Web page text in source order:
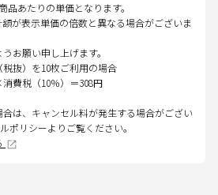
あたりの単価となります。
が表示単価の倍数と異なる場合がございま
お願い申し上げます。
抜）を10枚ご利用の場合
費税（10％）＝308円
は、キャンセル料が発生する場合がござい
ポリシーよりご覧ください。